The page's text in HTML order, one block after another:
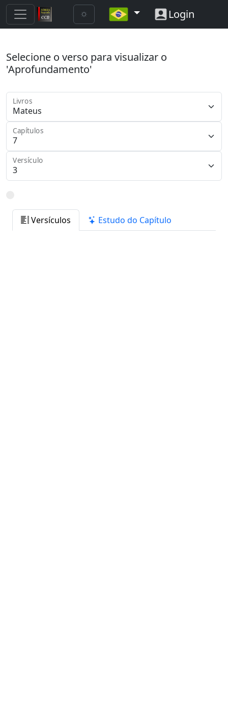
Login
Selecione o verso para visualizar o
'Aprofundamento'
Livros
Capítulos
Versículo
Versículos Estudo do Capítulo